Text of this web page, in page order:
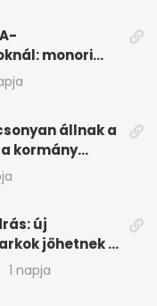
monori
és
állnak a
kormány
jut
új
jöhetnek a
döntése
1 napja